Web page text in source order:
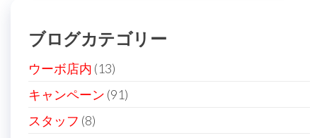
ブログカテゴリー
ウーボ店内 (13)
キャンペーン (91)
スタッフ (8)